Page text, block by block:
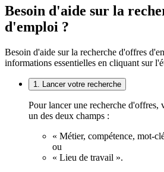
Besoin d'aide sur la
d'emploi ?
Besoin d'aide sur la recherche d'offres
informations essentielles en cliquant sur
1. Lancer votre recherche
Pour lancer une recherche d'offres,
un des deux champs :
« Métier, compétence, mot-
ou
« Lieu de travail ».